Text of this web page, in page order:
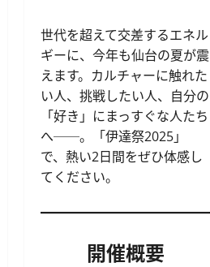
世代を超えて交差するエネル
ギーに、今年も仙台の夏が震
えます。カルチャーに触れた
い人、挑戦したい人、自分の
「好き」にまっすぐな人たち
へ──。「伊達祭2025」
で、熱い2日間をぜひ体感し
てください。
開催概要